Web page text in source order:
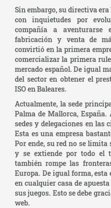
Sin embargo, su directiva
con inquietudes por
compañía a aventurarse
fabricación y venta de
convirtió en la primera
comercializar la primera
mercado español. De igual
del sector en obtener el
ISO en Baleares.
Actualmente, la sede
Palma de Mallorca,
sedes y delegaciones en
Esta es una empresa
Por ende, su red no se limita
y se extiende por todo el
también rompe las
Europa. De igual forma,
en cualquier casa de
sus juegos. Esto se debe
web.